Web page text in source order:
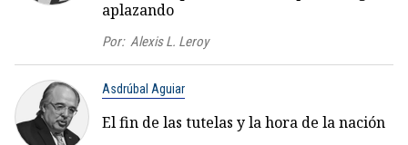
aplazando
Por: Alexis L. Leroy
Asdrúbal Aguiar
El fin de las tutelas y la hora de la nación